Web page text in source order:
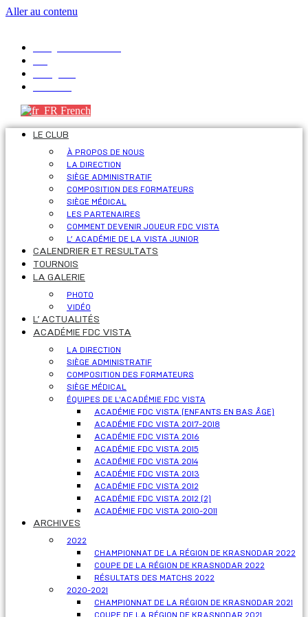
Aller au contenu
French
LE CLUB
À PROPOS DE NOUS
LA DIRECTION
SIÈGE ADMINISTRATIF
COMPOSITION DES FORMATEURS
SIÈGE MÉDICAL
LES PARTENAIRES
COMMENT DEVENIR JOUEUR FDC VISTA
L’ ACADÉMIE DE LA VISTA JUNIOR
CALENDRIER ET RESULTATS
TOURNOIS
LA GALERIE
PHOTO
VIDÉO
L’ ACTUALITÉS
ACADÉMIE FDC VISTA
LA DIRECTION
SIÈGE ADMINISTRATIF
COMPOSITION DES FORMATEURS
SIÈGE MÉDICAL
ÉQUIPES DE L'ACADÉMIE FDC VISTA
ACADÉMIE FDC VISTA (ENFANTS EN BAS ÂGE)
ACADÉMIE FDC VISTA 2017-2018
ACADÉMIE FDC VISTA 2016
ACADÉMIE FDC VISTA 2015
ACADÉMIE FDC VISTA 2014
ACADÉMIE FDC VISTA 2013
ACADÉMIE FDC VISTA 2012
ACADÉMIE FDC VISTA 2012 (2)
ACADÉMIE FDC VISTA 2010-2011
ARCHIVES
2022
CHAMPIONNAT DE LA RÉGION DE KRASNODAR 2022
COUPE DE LA RÉGION DE KRASNODAR 2022
RÉSULTATS DES MATCHS 2022
2020-2021
CHAMPIONNAT DE LA RÉGION DE KRASNODAR 2021
COUPE DE LA RÉGION DE KRASNODAR 2021